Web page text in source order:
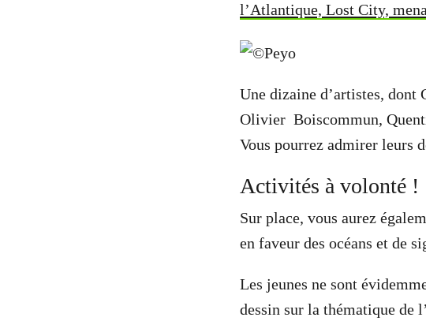
l’Atlantique, Lost City,
Une dizaine d’artistes, dont
Olivier Boiscommun,
Vous pourrez admirer leurs
Activités à volonté !
Sur place, vous aurez
en faveur des océans et de
Les jeunes ne sont
dessin sur la thématique de